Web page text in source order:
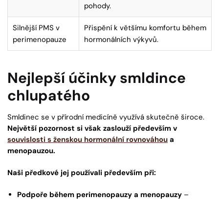
pohody.
Silnější PMS v
perimenopauze
Přispění k většímu komfortu během
hormonálních výkyvů.
Nejlepší účinky smldince
chlupatého
Smldinec se v přírodní medicíně využívá skutečně široce.
Největší pozornost si však zaslouží především v
souvislosti s ženskou hormonální rovnováhou a
menopauzou.
Naši předkové jej používali především při:
Podpoře během perimenopauzy a menopauzy –